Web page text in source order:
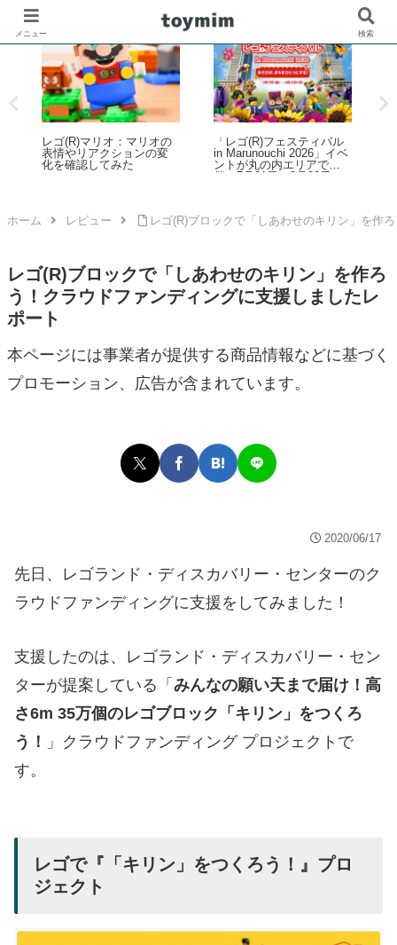
壁などに貼ってレゴ(R)ブ
ロックが付けられる互換
テープ「ブロッテ」レビ
レゴ(R)公式オンラインス
トアで2026年「スター・
ウォーズの日」イベント
を開催！ダークセーバー
ホーム レビュー レゴ(R)ブロックで「しあわせのキリン」を作
レゴ(R)ブロックで「しあわせのキリン」を作ろ
う！クラウドファンディングに支援しましたレ
ポート
本ページには事業者が提供する商品情報などに基づく
プロモーション、広告が含まれています。
2020/06/17
先日、レゴランド・ディスカバリー・センターのク
ラウドファンディングに支援をしてみました！
支援したのは、レゴランド・ディスカバリー・セン
ターが提案している「 みんなの願い天まで届け！高
さ6m 35万個のレゴブロック「キリン」をつくろ
う！
」クラウドファンディング プロジェクトで
す。
レゴで『「キリン」をつくろう！』プロ
ジェクト
メニュー 検索